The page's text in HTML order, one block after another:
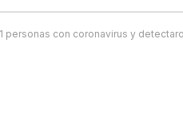
personas con coronavirus y